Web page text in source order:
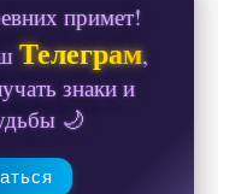
примет!
Телеграм,
знаки и
🌙